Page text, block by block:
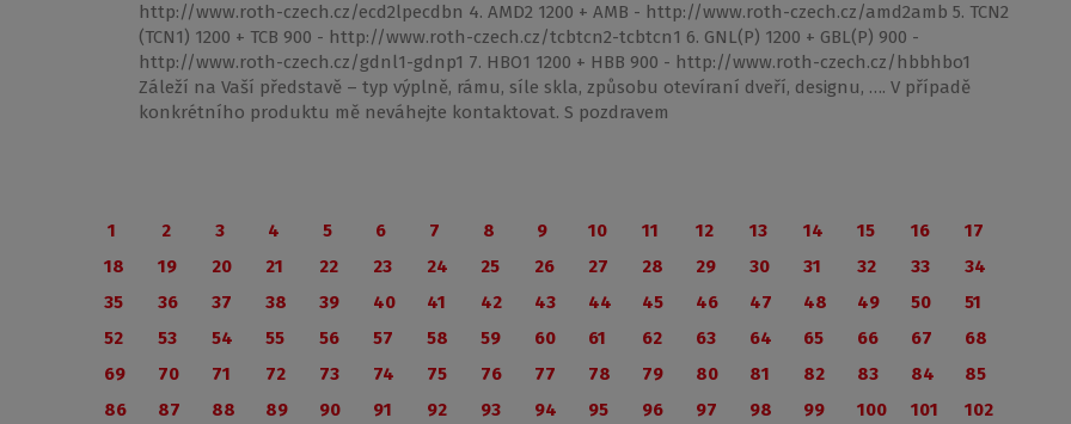
http://www.roth-czech.cz/ecd2lpecdbn 4. AMD2 1200 + AMB - http://www.roth-czech.cz/amd2amb 5. TCN2
(TCN1) 1200 + TCB 900 - http://www.roth-czech.cz/tcbtcn2-tcbtcn1 6. GNL(P) 1200 + GBL(P) 900 -
http://www.roth-czech.cz/gdnl1-gdnp1 7. HBO1 1200 + HBB 900 - http://www.roth-czech.cz/hbbhbo1
Záleží na Vaší představě – typ výplně, rámu, síle skla, způsobu otevíraní dveří, designu, …. V případě
konkrétního produktu mě neváhejte kontaktovat. S pozdravem
1 2 3 4 5 6 7 8 9 10 11 12 13 14 15 16
17
18
19 20 21 22 23 24 25 26 27 28 29 30 31 32 33
34
35
36 37 38 39 40 41 42 43 44 45 46 47 48 49 50
51
52
53 54 55 56 57 58 59 60 61 62 63 64 65 66 67
68
69
70 71 72 73 74 75 76 77 78 79 80 81 82 83 84
85
86
87 88 89 90 91 92 93 94 95 96 97 98 99 100 101
102